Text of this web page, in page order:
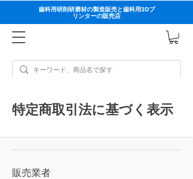
歯科用研削研磨材の製造販売と歯科用3Dプ
リンターの販売店
特定商取引法に基づく表示
販売業者